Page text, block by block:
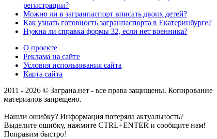
регистрации?
Можно ли в загранпаспорт вписать двоих детей?
Как узнать готовность загранпаспорта в Екатеринбурге?
Нужна ли справка формы 32, если нет военника?
О проекте
Реклама на сайте
Условия использования сайта
Карта сайта
2011 - 2026 © Заграна.нет - все права защищены. Копирование
материалов запрещено.
Нашли ошибку? Информация потеряла актуальность?
Выделите ошибку, нажмите CTRL+ENTER и сообщите нам!
Поправим быстро!